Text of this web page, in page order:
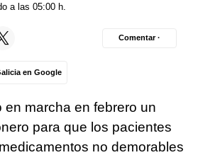
a las 05:00 h.
en Google
Comentar ·
en marcha en febrero un
para que los pacientes
no demorables